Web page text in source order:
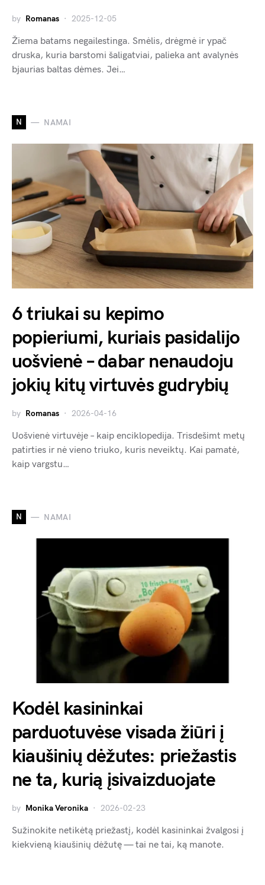
by Romanas 2025-12-05
Žiema batams negailestinga. Smėlis, drėgmė ir ypač
druska, kuria barstomi šaligatviai, palieka ant avalynės
bjaurias baltas dėmes. Jei…
N NAMAI
6 triukai su kepimo
popieriumi, kuriais pasidalijo
uošvienė – dabar nenaudoju
jokių kitų virtuvės gudrybių
by Romanas 2026-04-16
Uošvienė virtuvėje – kaip enciklopedija. Trisdešimt metų
patirties ir nė vieno triuko, kuris neveiktų. Kai pamatė,
kaip vargstu…
N NAMAI
Kodėl kasininkai
parduotuvėse visada žiūri į
kiaušinių dėžutes: priežastis
ne ta, kurią įsivaizduojate
by Monika Veronika 2026-02-23
Sužinokite netikėtą priežastį, kodėl kasininkai žvalgosi į
kiekvieną kiaušinių dėžutę — tai ne tai, ką manote.